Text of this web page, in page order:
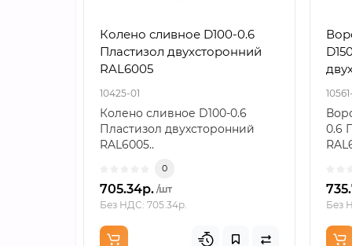
Колено сливное D100-0.6
Пластизол двухсторонний
RAL6005
10425-01
Колено сливное D100-0.6
Пластизол двухсторонний
RAL6005..
0
705.34р. /шт
Без НДС: 705.34р.
0.6
Без